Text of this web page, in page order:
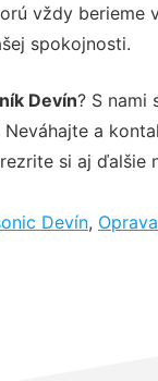
vždy berieme
spokojnosti.
Devín? S nami
a
si aj ďalšie
Devín,